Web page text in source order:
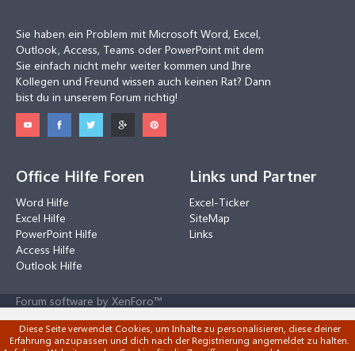
Sie haben ein Problem mit Microsoft Word, Excel,
Outlook, Access, Teams oder PowerPoint mit dem
Sie einfach nicht mehr weiter kommen und Ihre
Kollegen und Freund wissen auch keinen Rat? Dann
bist du in unserem Forum richtig!
Office Hilfe Foren
Word Hilfe
Excel Hilfe
PowerPoint Hilfe
Access Hilfe
Outlook Hilfe
Links und Partner
Excel-Ticker
SiteMap
Links
Forum software by XenForo™
Diese Seite verwendet Cookies, um Inhalte zu personalisieren, diese deiner
Erfahrung anzupassen und dich nach der Registrierung angemeldet zu halten.